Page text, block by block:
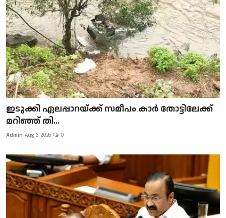
ഇടുക്കി ഏലപ്പാറയ്ക്ക് സമീപം കാർ തോട്ടിലേക്ക്
മറിഞ്ഞ് തി...
Admin Aug 6, 2026 0